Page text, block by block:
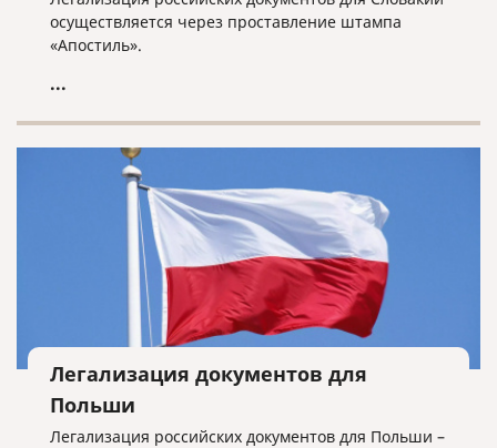
осуществляется через проставление штампа
«Апостиль».
...
Легализация документов для
Польши
Легализация российских документов для Польши –